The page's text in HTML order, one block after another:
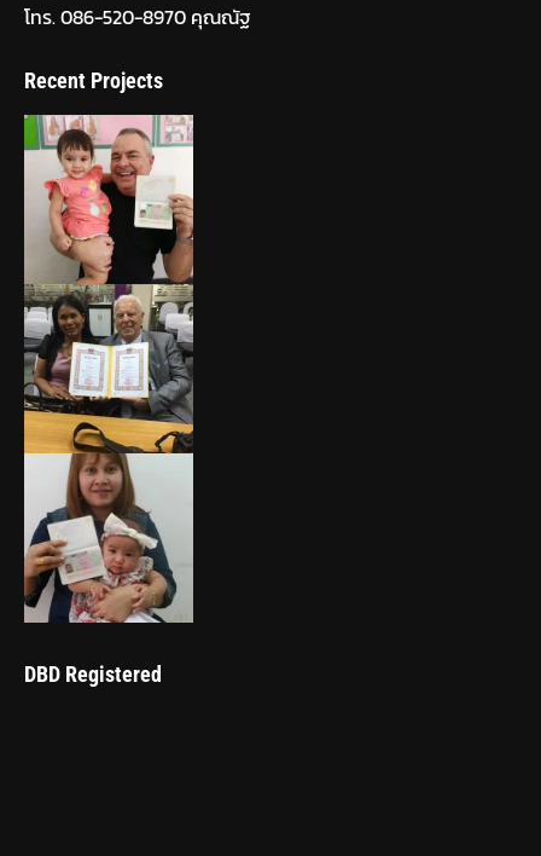
โทร. 086-520-8970 คุณณัฐ
Recent Projects
DBD Registered